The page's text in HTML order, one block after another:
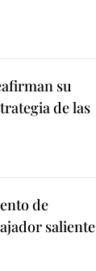
su
de las
de
saliente